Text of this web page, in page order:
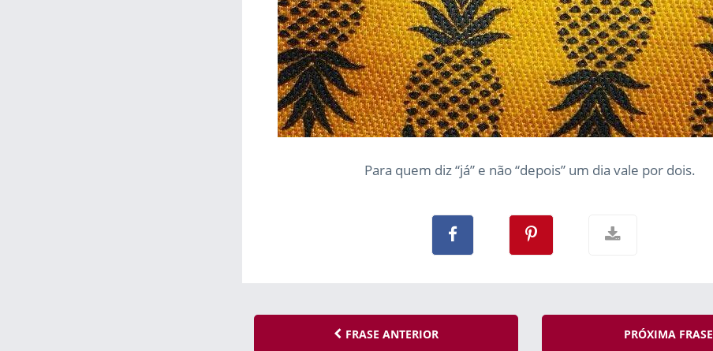
Para quem diz “já” e não “depois” um dia vale por dois.
FRASE ANTERIOR PRÓXIMA FRASE